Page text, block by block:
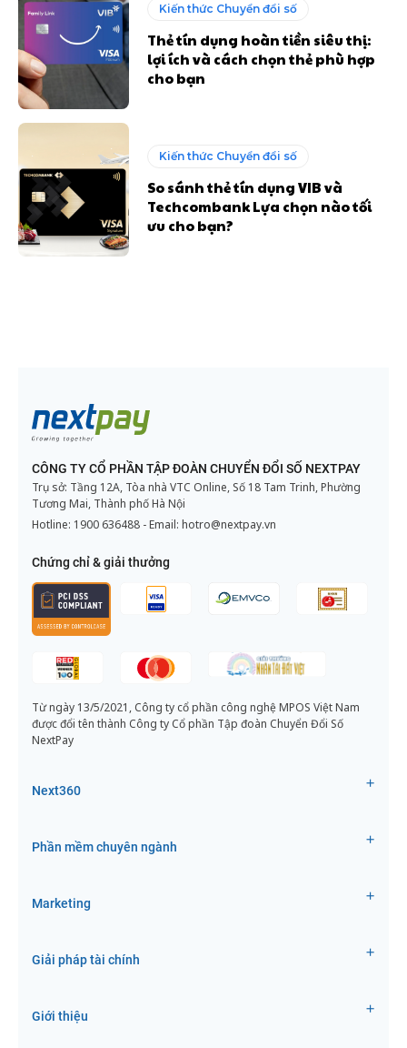
Kiến thức Chuyển đổi số
Thẻ tín dụng hoàn tiền siêu thị:
lợi ích và cách chọn thẻ phù hợp
cho bạn
Kiến thức Chuyển đổi số
So sánh thẻ tín dụng VIB và
Techcombank Lựa chọn nào tối
ưu cho bạn?
CÔNG TY CỔ PHẦN TẬP ĐOÀN CHUYỂN ĐỔI SỐ NEXTPAY
Trụ sở: Tầng 12A, Tòa nhà VTC Online, Số 18 Tam Trinh, Phường
Tương Mai, Thành phố Hà Nội
Hotline: 1900 636488 - Email: hotro@nextpay.vn
Chứng chỉ & giải thưởng
Từ ngày 13/5/2021, Công ty cổ phần công nghệ MPOS Việt Nam
được đổi tên thành Công ty Cổ phần Tập đoàn Chuyển Đổi Số
NextPay
Next360
Phần mềm chuyên ngành
Marketing
Giải pháp tài chính
Giới thiệu